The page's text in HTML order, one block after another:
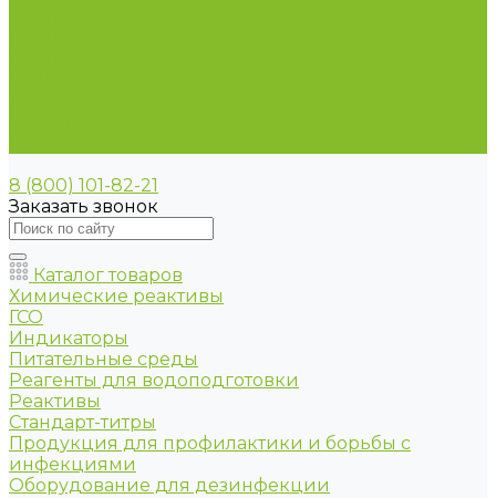
8 (800) 101-82-21
Заказать звонок
Каталог товаров
Химические реактивы
ГСО
Индикаторы
Питательные среды
Реагенты для водоподготовки
Реактивы
Стандарт-титры
Продукция для профилактики и борьбы с
инфекциями
Оборудование для дезинфекции